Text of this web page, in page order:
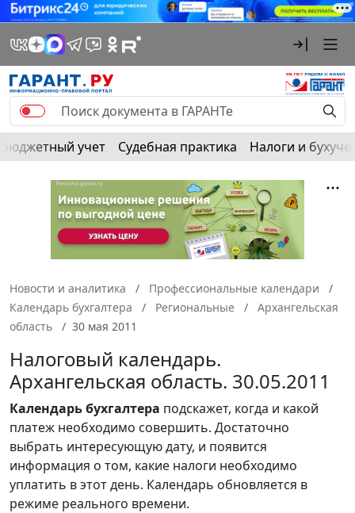
Бюджетный учет Судебная практика Налоги и
Новости и аналитика
Профессиональные календари
Календарь бухгалтера
Региональные
Архангельская
область
30 мая 2011
Налоговый календарь.
Архангельская область. 30.05.2011
Календарьбухгалтера подскажет, когда и какой
платеж необходимо совершить. Достаточно
выбрать интересующую дату, и появится
информация о том, какие налоги необходимо
уплатить в этот день. Календарь обновляется в
режиме реального времени.